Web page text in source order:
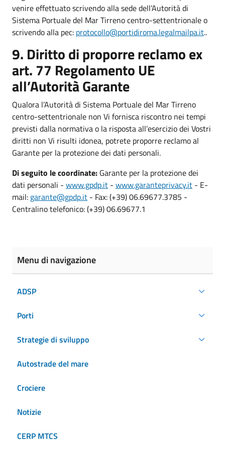
venire effettuato scrivendo alla sede dell’Autorità di
Sistema Portuale del Mar Tirreno centro-settentrionale o
scrivendo alla pec: protocollo@portidiroma.legalmailpa.it..
9. Diritto di proporre reclamo ex
art. 77 Regolamento UE
all’Autorità Garante
Qualora l’Autorità di Sistema Portuale del Mar Tirreno
centro-settentrionale non Vi fornisca riscontro nei tempi
previsti dalla normativa o la risposta all’esercizio dei Vostri
diritti non Vi risulti idonea, potrete proporre reclamo al
Garante per la protezione dei dati personali.
Di seguito le coordinate: Garante per la protezione dei
dati personali - www.gpdp.it - www.garanteprivacy.it - E-
mail: garante@gpdp.it - Fax: (+39) 06.69677.3785 -
Centralino telefonico: (+39) 06.69677.1
Menu di navigazione
ADSP
Porti
Strategie di sviluppo
Autostrade del mare
Crociere
Notizie
CERP MTCS